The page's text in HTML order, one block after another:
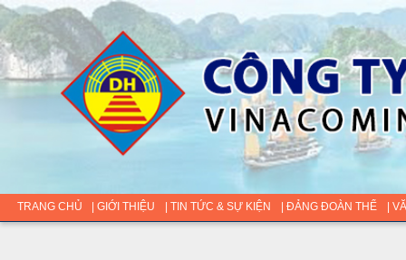
TRANG CHỦ | GIỚI THIỆU | TIN TỨC & SỰ KIỆN | ĐẢNG ĐOÀN THỂ |